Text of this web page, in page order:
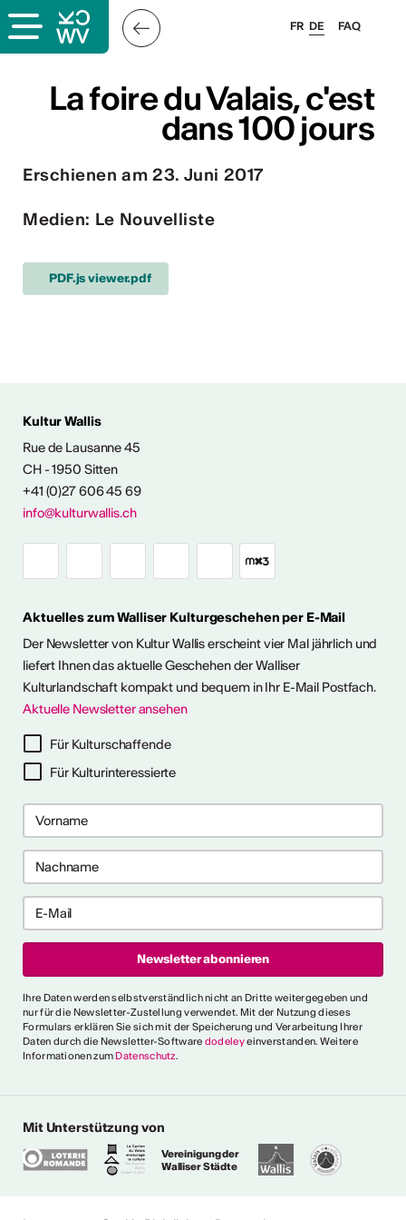
Logo
& KONTAKT
abonnieren
2024/2025
FAQ
FR DE
La foire du Valais, c'est
dans 100 jours
La foire du Valais, c'est
dans 100 jours
Erschienen am 23. Juni 2017
Medien: Le Nouvelliste
PDF.js viewer.pdf
Kultur Wallis
Rue de Lausanne 45
CH - 1950 Sitten
+41 (0)27 606 45 69
info@kulturwallis.ch
Aktuelles zum Walliser Kulturgeschehen per E-Mail
Der Newsletter von Kultur Wallis erscheint vier Mal jährlich und
liefert Ihnen das aktuelle Geschehen der Walliser
Kulturlandschaft kompakt und bequem in Ihr E-Mail Postfach.
Aktuelle Newsletter ansehen
Für Kulturschaffende
Für Kulturinteressierte
Ihre Daten werden selbstverständlich nicht an Dritte weitergegeben und
nur für die Newsletter-Zustellung verwendet. Mit der Nutzung dieses
Formulars erklären Sie sich mit der Speicherung und Verarbeitung Ihrer
Daten durch die Newsletter-Software dodeleyeinverstanden. Weitere
Informationen zum Datenschutz.
Mit Unterstützung von
Vereinigung der
Walliser Städte